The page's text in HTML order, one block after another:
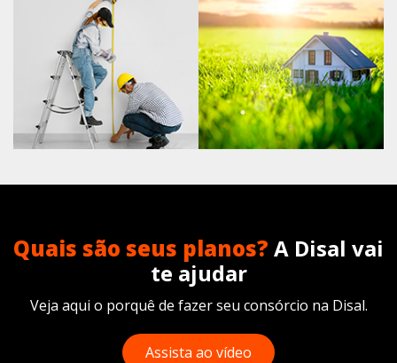
Quais são seus planos? A Disal vai
te ajudar
Veja aqui o porquê de fazer seu consórcio na Disal.
Assista ao vídeo